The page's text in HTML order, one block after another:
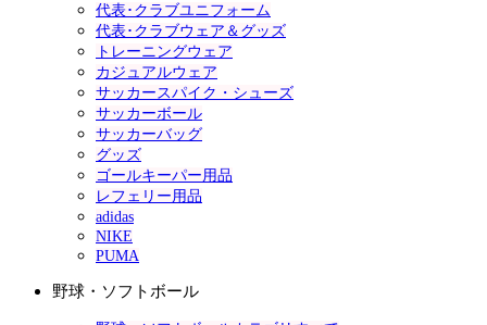
代表･クラブユニフォーム
代表･クラブウェア＆グッズ
トレーニングウェア
カジュアルウェア
サッカースパイク・シューズ
サッカーボール
サッカーバッグ
グッズ
ゴールキーパー用品
レフェリー用品
adidas
NIKE
PUMA
野球・ソフトボール